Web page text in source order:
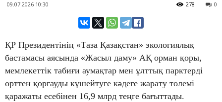
09.07.2026 10:30 0
278
ҚР Президентінің «Таза Қазақстан» экологиялық
бастамасы аясында «Жасыл даму» АҚ орман қоры,
мемлекеттік табиғи аумақтар мен ұлттық парктерді
өрттен қорғауды күшейтуге кәдеге жарату төлемі
қаражаты есебінен 16,9 млрд теңге бағыттады.